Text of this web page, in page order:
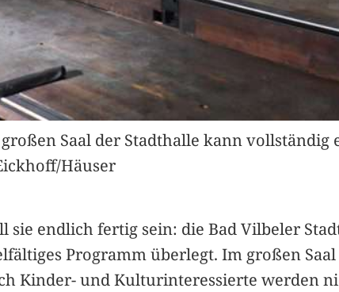
Saal der Stadthalle kann
Häuser
sie endlich fertig sein: die Bad Vilbeler
Programm überlegt. Im großen
Kinder- und Kulturinteressierte werden